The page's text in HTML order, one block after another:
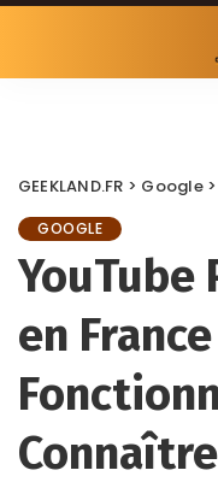
GEEKLAND.FR > Google>
GOOGLE
YouTube
en
Connaître